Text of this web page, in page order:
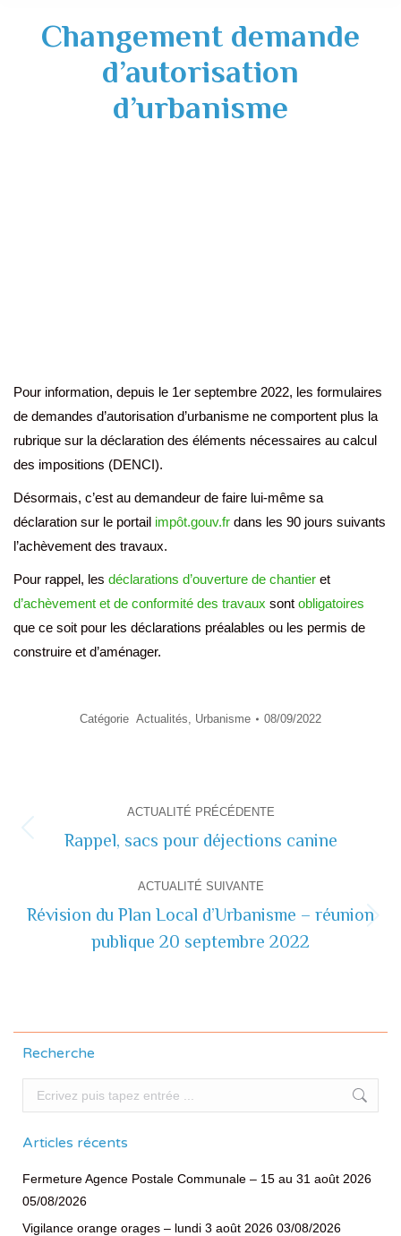
Changement demande
d’autorisation
d’urbanisme
Pour information, depuis le 1er septembre 2022, les formulaires
de demandes d’autorisation d’urbanisme ne comportent plus la
rubrique sur la déclaration des éléments nécessaires au calcul
des impositions (DENCI).
Désormais, c’est au demandeur de faire lui-même sa
déclaration sur le portail impôt.gouv.fr dans les 90 jours suivants
l’achèvement des travaux.
Pour rappel, les déclarations d’ouverture de chantier et
d’achèvement et de conformité des travaux sont obligatoires
que ce soit pour les déclarations préalables ou les permis de
construire et d’aménager.
Catégorie Actualités, Urbanisme 08/09/2022
de
commentaire
ACTUALITÉ PRÉCÉDENTE
Actualité
Rappel, sacs pour déjections canine
ACTUALITÉ SUIVANTE
suivante
Révision du Plan Local d’Urbanisme – réunion
publique 20 septembre 2022
Recherche
Recherche
Articles récents
Fermeture Agence Postale Communale – 15 au 31 août 2026
05/08/2026
Vigilance orange orages – lundi 3 août 2026 03/08/2026